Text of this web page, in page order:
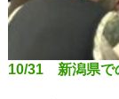
10/31 新潟県で